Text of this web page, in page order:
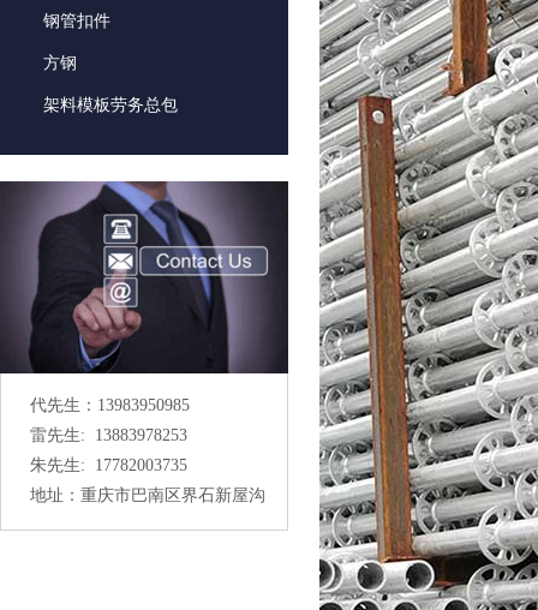
钢管扣件
方钢
架料模板劳务总包
代先生：13983950985
雷先生: 13883978253
朱先生: 17782003735
地址：重庆市巴南区界石新屋沟